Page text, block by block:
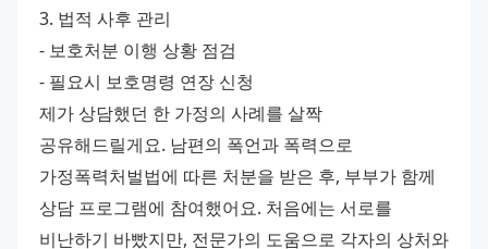
3. 법적 사후 관리
- 보호처분 이행 상황 점검
- 필요시 보호명령 연장 신청
제가 상담했던 한 가정의 사례를 살짝
공유해드릴게요. 남편의 폭언과 폭력으로
가정폭력처벌법에 따른 처분을 받은 후, 부부가 함께
상담 프로그램에 참여했어요. 처음에는 서로를
비난하기 바빴지만, 전문가의 도움으로 각자의 상처와